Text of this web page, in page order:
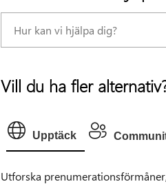
Vill du ha fler
Upptäck
Utforska